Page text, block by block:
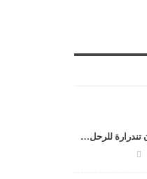
تندرارة للرحل…